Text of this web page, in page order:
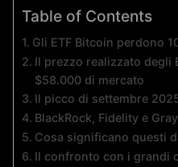
Table of Contents
Gli ETF Bitcoin perdono
Il prezzo realizzato degli
$58.000 di mercato
Il picco di settembre
BlackRock, Fidelity e
Cosa significano questi
Il confronto con i grandi